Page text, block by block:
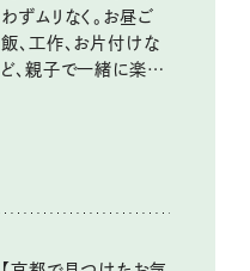
わずムリなく。お昼ご
飯、工作、お片付けな
ど、親子で一緒に楽し